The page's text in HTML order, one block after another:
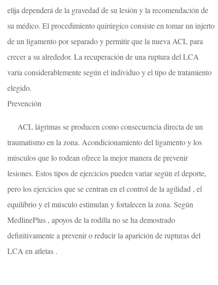
elija dependerá de la gravedad de su lesión y la recomendación de
su médico. El procedimiento quirúrgico consiste en tomar un injerto
de un ligamento por separado y permitir que la nueva ACL para
crecer a su alrededor. La recuperación de una ruptura del LCA
varía considerablemente según el individuo y el tipo de tratamiento
elegido.
Prevención
ACL lágrimas se producen como consecuencia directa de un
traumatismo en la zona. Acondicionamiento del ligamento y los
músculos que lo rodean ofrece la mejor manera de prevenir
lesiones. Estos tipos de ejercicios pueden variar según el deporte,
pero los ejercicios que se centran en el control de la agilidad , el
equilibrio y el músculo estimulan y fortalecen la zona. Según
MedlinePlus , apoyos de la rodilla no se ha demostrado
definitivamente a prevenir o reducir la aparición de rupturas del
LCA en atletas .